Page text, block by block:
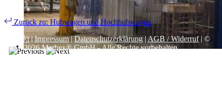
Zurück zu: Hubwagen und Hochhubwagen
Kontakt|Impressum|Datenschutzerklärung|AGB / Widerruf| ©
1999– 2026Marbex® GmbH - Alle Rechte vorbehalten.